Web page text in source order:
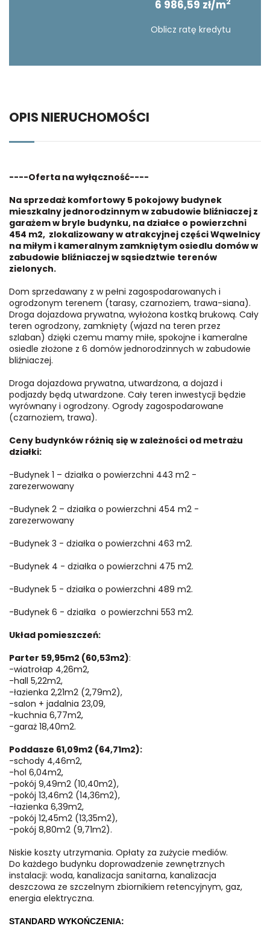
6 986,59 zł/m
Oblicz ratę kredytu
OPIS NIERUCHOMOŚCI
----Oferta na wyłączność----
Na sprzedaż komfortowy 5 pokojowy budynek
mieszkalny jednorodzinnym w zabudowie bliźniaczej z
garażem w bryle budynku, na działce o powierzchni
454 m2, zlokalizowany w atrakcyjnej części Wąwelnicy
na miłym i kameralnym zamkniętym osiedlu domów w
zabudowie bliźniaczej w sąsiedztwie terenów
zielonych.
Dom sprzedawany z w pełni zagospodarowanych i
ogrodzonym terenem (tarasy, czarnoziem, trawa-siana).
Droga dojazdowa prywatna, wyłożona kostką brukową. Cały
teren ogrodzony, zamknięty (wjazd na teren przez
szlaban) dzięki czemu mamy miłe, spokojne i kameralne
osiedle złożone z 6 domów jednorodzinnych w zabudowie
bliźniaczej.
Droga dojazdowa prywatna, utwardzona, a dojazd i
podjazdy będą utwardzone. Cały teren inwestycji będzie
wyrównany i ogrodzony. Ogrody zagospodarowane
(czarnoziem, trawa).
Ceny budynków różnią się w zależności od metrażu
działki:
-Budynek 1 – działka o powierzchni 443 m2 -
zarezerwowany
-Budynek 2 – działka o powierzchni 454 m2 -
zarezerwowany
-Budynek 3 - działka o powierzchni 463 m2.
-Budynek 4 - działka o powierzchni 475 m2.
-Budynek 5 - działka o powierzchni 489 m2.
-Budynek 6 - działka o powierzchni 553 m2.
Układ pomieszczeń:
Parter 59,95m2 (60,53m2):
-wiatrołap 4,26m2,
-hall 5,22m2,
-łazienka 2,21m2 (2,79m2),
-salon + jadalnia 23,09,
-kuchnia 6,77m2,
-garaż 18,40m2.
Poddasze 61,09m2 (64,71m2):
-schody 4,46m2,
-hol 6,04m2,
-pokój 9,49m2 (10,40m2),
-pokój 13,46m2 (14,36m2),
-łazienka 6,39m2,
-pokój 12,45m2 (13,35m2),
-pokój 8,80m2 (9,71m2).
Niskie koszty utrzymania. Opłaty za zużycie mediów.
Do każdego budynku doprowadzenie zewnętrznych
instalacji: woda, kanalizacja sanitarna, kanalizacja
deszczowa ze szczelnym zbiornikiem retencyjnym, gaz,
energia elektryczna.
STANDARD WYKOŃCZENIA: